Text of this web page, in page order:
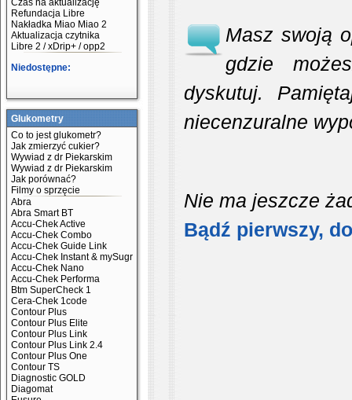
Czas na aktualizację
Refundacja Libre
Nakładka Miao Miao 2
Aktualizacja czytnika
Libre 2 / xDrip+ / opp2
Niedostępne:
Glukometry
Co to jest glukometr?
Jak zmierzyć cukier?
Wywiad z dr Piekarskim
Wywiad z dr Piekarskim
Jak porównać?
Filmy o sprzęcie
Abra
Abra Smart BT
Accu-Chek Active
Accu-Chek Combo
Accu-Chek Guide Link
Accu-Chek Instant & mySugr
Accu-Chek Nano
Accu-Chek Performa
Btm SuperCheck 1
Cera-Chek 1code
Contour Plus
Contour Plus Elite
Contour Plus Link
Contour Plus Link 2.4
Contour Plus One
Contour TS
Diagnostic GOLD
Diagomat
Masz swoją
gdzie
dyskutuj.
niecenzuralne
Nie ma jeszcze
Bądź pierwszy,